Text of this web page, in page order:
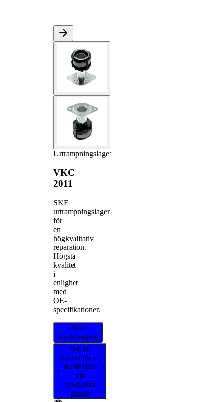
Urtrampningslager
VKC
2011
SKF
urtrampningslager
för
en
högkvalitativ
reparation.
Högsta
kvalitet
i
enlighet
med
OE-
specifikationer.
Hitta
återförsäljare
Välj ditt
fordon för att
kontrollera
om
produkten
passar